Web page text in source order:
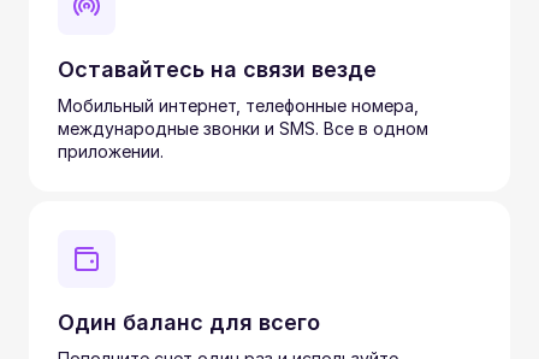
Оставайтесь на связи везде
Мобильный интернет, телефонные номера,
международные звонки и SMS. Все в одном
приложении.
Один баланс для всего